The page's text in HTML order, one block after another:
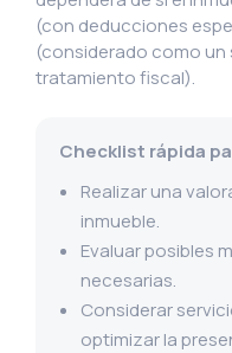
(con deducciones
(considerado como
tratamiento fiscal).
Checklist rápida
Realizar una
inmueble.
Evaluar posibles
necesarias.
Considerar
optimizar la